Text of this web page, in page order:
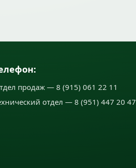
продаж — 8 (915) 061 22 11
отдел — 8 (951) 447 20 47